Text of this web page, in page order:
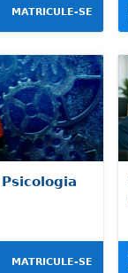
MATRICULE-SE
MATRICULE-SE